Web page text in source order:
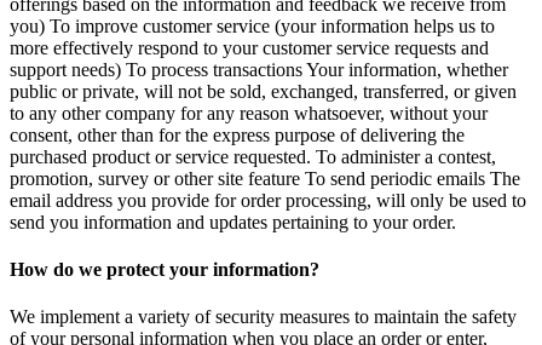
you) To improve customer service (your information helps us to
more effectively respond to your customer service requests and
support needs) To process transactions Your information, whether
public or private, will not be sold, exchanged, transferred, or given
to any other company for any reason whatsoever, without your
consent, other than for the express purpose of delivering the
purchased product or service requested. To administer a contest,
promotion, survey or other site feature To send periodic emails The
email address you provide for order processing, will only be used to
send you information and updates pertaining to your order.
How do we protect your information?
We implement a variety of security measures to maintain the safety
of your personal information when you place an order or enter,